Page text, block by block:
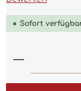
Sofort
Produkt